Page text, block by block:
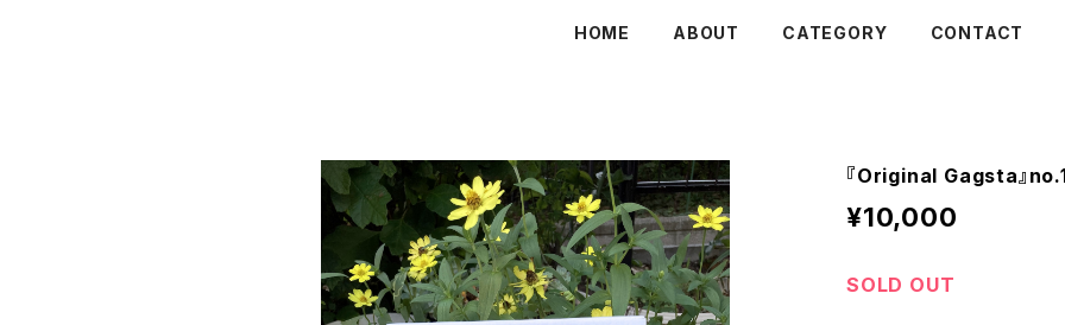
HOME ABOUT CATEGORY CONTACT
『Original Gagsta』
¥10,000
SOLD OUT